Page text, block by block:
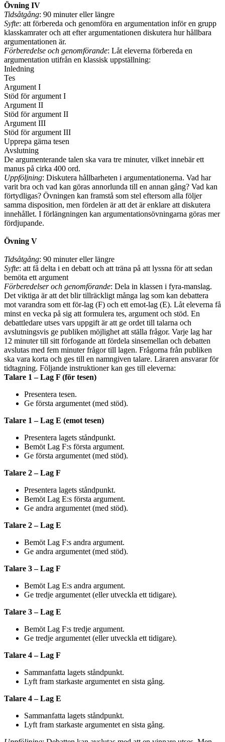
Övning IV
Tidsåtgång: 90 minuter eller längre
Syfte: att förbereda och genomföra en argumentation inför en grupp
klasskamrater och att efter argumentationen diskutera hur hållbara
argumentationen är.
Förberedelse och genomförande: Låt eleverna förbereda en
argumentation utifrån en klassisk uppställning:
Inledning
Tes
Argument I
Stöd för argument I
Argument II
Stöd för argument II
Argument III
Stöd för argument III
Upprepa gärna tesen
Avslutning
De argumenterande talen ska vara tre minuter, vilket innebär ett
manus på cirka 400 ord.
Uppföljning: Diskutera hållbarheten i argumentationerna. Vad har
varit bra och vad kan göras annorlunda till en annan gång? Vad kan
förtydligas? Övningen kan framstå som stel eftersom alla följer
samma disposition, men fördelen är att det är enklare att diskutera
innehållet. I förlängningen kan argumentationsövningarna göras mer
fördjupande.
Övning V
Tidsåtgång: 90 minuter eller längre
Syfte: att få delta i en debatt och att träna på att lyssna för att sedan
bemöta ett argument
Förberedelser och genomförande: Dela in klassen i fyra-manslag.
Det viktiga är att det blir tillräckligt många lag som kan debattera
mot varandra som ett för-lag (F) och ett emot-lag (E). Låt eleverna få
minst en vecka på sig att formulera tes, argument och stöd. En
debattledare utses vars uppgift är att ge ordet till talarna och
avslutningsvis ge publiken möjlighet att ställa frågor. Varje lag har
12 minuter till sitt förfogande att fördela sinsemellan och debatten
avslutas med fem minuter frågor till lagen. Frågorna från publiken
ska vara korta och ges till en namngiven talare. Läraren ansvarar för
tidtagning. Följande instruktioner kan ges till eleverna:
Talare 1 – Lag F (för tesen)
Presentera tesen.
Ge första argumentet (med stöd).
Talare 1 – Lag E (emot tesen)
Presentera lagets ståndpunkt.
Bemöt Lag F:s första argument.
Ge första argumentet (med stöd).
Talare 2 – Lag F
Presentera lagets ståndpunkt.
Bemöt Lag E:s första argument.
Ge andra argumentet (med stöd).
Talare 2 – Lag E
Bemöt Lag F:s andra argument.
Ge andra argumentet (med stöd).
Talare 3 – Lag F
Bemöt Lag E:s andra argument.
Ge tredje argumentet (eller utveckla ett tidigare).
Talare 3 – Lag E
Bemöt Lag F:s tredje argument.
Ge tredje argumentet (eller utveckla ett tidigare).
Talare 4 – Lag F
Sammanfatta lagets ståndpunkt.
Lyft fram starkaste argumentet en sista gång.
Talare 4 – Lag E
Sammanfatta lagets ståndpunkt.
Lyft fram starkaste argumentet en sista gång.